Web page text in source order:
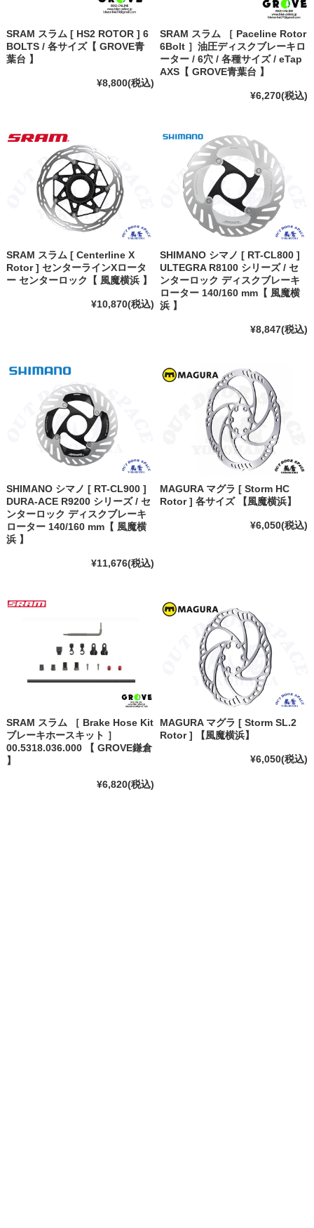
SRAM スラム [ HS2 ROTOR ] 6
BOLTS / 各サイズ【 GROVE青
葉台 】
¥8,800(税込)
SRAM スラム ［ Paceline Rotor
6Bolt ］油圧ディスクブレーキロ
ーター / 6穴 / 各種サイズ / eTap
AXS【 GROVE青葉台 】
¥6,270(税込)
SRAM スラム [ Centerline X
Rotor ] センターラインXロータ
ー センターロック【 風魔横浜 】
¥10,870(税込)
SHIMANO シマノ [ RT-CL800 ]
ULTEGRA R8100 シリーズ / セ
ンターロック ディスクブレーキ
ローター 140/160 mm【 風魔横
浜 】
¥8,847(税込)
SHIMANO シマノ [ RT-CL900 ]
DURA-ACE R9200 シリーズ / セ
ンターロック ディスクブレーキ
ローター 140/160 mm【 風魔横
浜 】
¥11,676(税込)
MAGURA マグラ [ Storm HC
Rotor ] 各サイズ 【風魔横浜】
¥6,050(税込)
SRAM スラム ［ Brake Hose Kit
ブレーキホースキット ］
00.5318.036.000 【 GROVE鎌倉
】
¥6,820(税込)
MAGURA マグラ [ Storm SL.2
Rotor ] 【風魔横浜】
¥6,050(税込)